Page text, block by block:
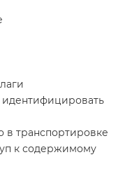
идентифицировать
в транспортировке
к содержимому